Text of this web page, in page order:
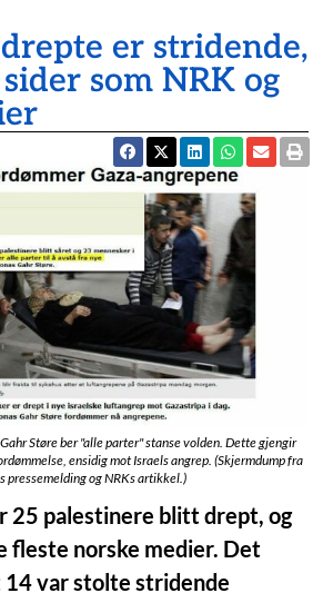
er stridende,
som NRK og
Støre ber "alle parter" stanse volden. Dette gjengir
ensidig mot Israels angrep. (Skjermdump fra
pressemelding og NRKs artikkel.)
25 palestinere blitt drept, og
fleste norske medier. Det
14 var stolte stridende